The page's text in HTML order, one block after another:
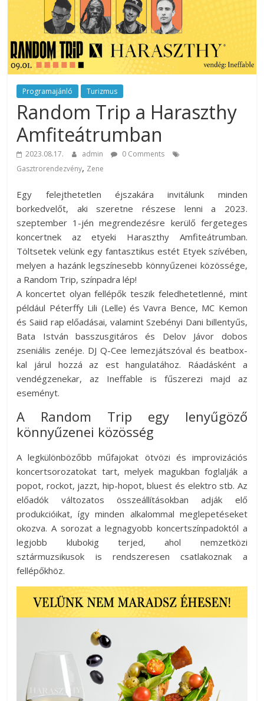
rendezvény
ajánlatok.
Rendezvények,
rendezvénytechnika,
rendezvényeszközök,
rendezvénygasztronómia,
catering.
Útmutató
úgy
profi
rendezvényszervező
mint
céges
rendezvények
szervezőinek,
vagy
esküvőjüket
tervezgető
kisasszonyoknak.
Programajánló Turizmus
Random Trip a Haraszthy
Amfiteátrumban
2023.08.17. admin
0 Comments
Gasztrorendezvény, Zene
Egy felejthetetlen éjszakára invitálunk minden
borkedvelőt, aki szeretne részese lenni a 2023.
szeptember 1-jén megrendezésre kerülő fergeteges
koncertnek az etyeki Haraszthy Amfiteátrumban.
Töltsetek velünk egy fantasztikus estét Etyek szívében,
melyen a hazánk legszínesebb könnyűzenei közössége,
a Random Trip, színpadra lép!
A koncertet olyan fellépők teszik feledhetetlenné, mint
például Péterffy Lili (Lelle) és Vavra Bence, MC Kemon
és Saiid rap előadásai, valamint Szebényi Dani billentyűs,
Bata István basszusgitáros és Delov Jávor dobos
zseniális zenéje. DJ Q-Cee lemezjátszóval és beatbox-
kal járul hozzá az est hangulatához. Ráadásként a
vendégzenekar, az Ineffable is fűszerezi majd az
eseményt.
A Random Trip egy lenyűgöző
könnyűzenei közösség
A legkülönbözőbb műfajokat ötvözi és improvizációs
koncertsorozatokat tart, melyek magukban foglalják a
popot, rockot, jazzt, hip-hopot, bluest és elektro stb. Az
előadók változatos összeállításokban adják elő
produkcióikat, így minden alkalommal meglepetéseket
okozva. A sorozat a legnagyobb koncertszínpadoktól a
legjobb klubokig terjed, ahol nemzetközi
sztármuzsikusok is rendszeresen csatlakoznak a
fellépőkhöz.